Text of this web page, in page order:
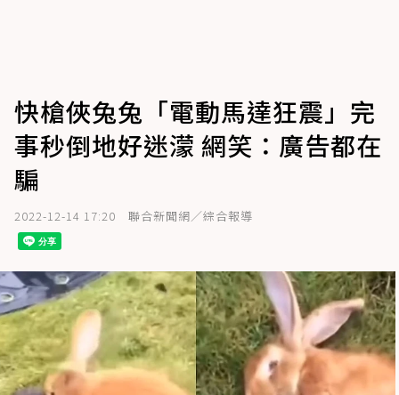
快槍俠兔兔「電動馬達狂震」完
事秒倒地好迷濛 網笑：廣告都在
騙
2022-12-14 17:20 聯合新聞網／綜合報導